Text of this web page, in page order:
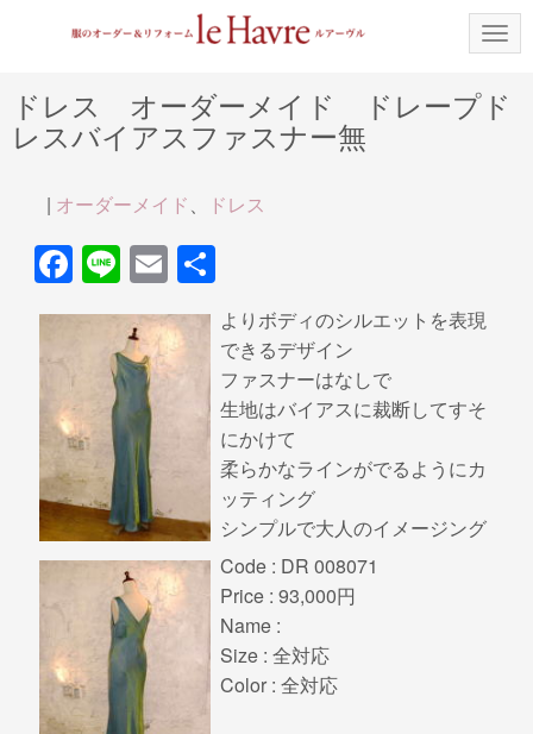
N
a
i
g
a
ドレス オーダーメイド ドレープド
レスバイアスファスナー無
| オーダーメイド、 ドレス
F
a
c
e
b
o
o
k
Li
n
e
E
m
ail
有
よりボディのシルエットを表現
できるデザイン
ファスナーはなしで
生地はバイアスに裁断してすそ
にかけて
柔らかなラインがでるようにカ
ッティング
シンプルで大人のイメージング
Code : DR 008071
Price : 93,000円
Name :
Size : 全対応
Color : 全対応